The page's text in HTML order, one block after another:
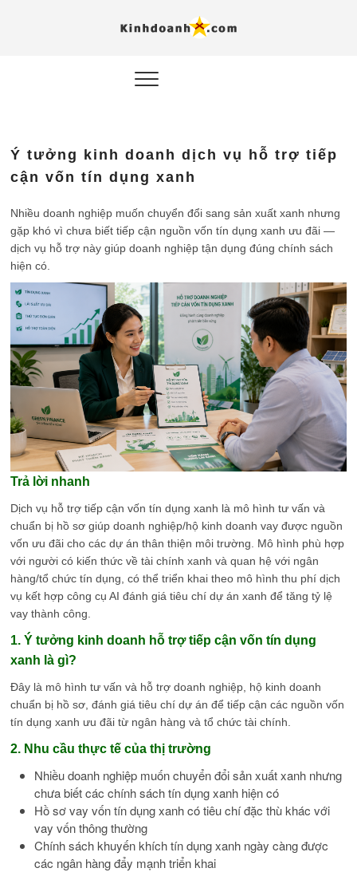
AI
Ý tưởng kinh doanh dịch vụ hỗ trợ tiếp
cận vốn tín dụng xanh
Nhiều doanh nghiệp muốn chuyển đổi sang sản xuất xanh nhưng
gặp khó vì chưa biết tiếp cận nguồn vốn tín dụng xanh ưu đãi —
dịch vụ hỗ trợ này giúp doanh nghiệp tận dụng đúng chính sách
hiện có.
Trả lời nhanh
Dịch vụ hỗ trợ tiếp cận vốn tín dụng xanh là mô hình tư vấn và
chuẩn bị hồ sơ giúp doanh nghiệp/hộ kinh doanh vay được nguồn
vốn ưu đãi cho các dự án thân thiện môi trường. Mô hình phù hợp
với người có kiến thức về tài chính xanh và quan hệ với ngân
hàng/tổ chức tín dụng, có thể triển khai theo mô hình thu phí dịch
vụ kết hợp công cụ AI đánh giá tiêu chí dự án xanh để tăng tỷ lệ
vay thành công.
1. Ý tưởng kinh doanh hỗ trợ tiếp cận vốn tín dụng
xanh là gì?
Đây là mô hình tư vấn và hỗ trợ doanh nghiệp, hộ kinh doanh
chuẩn bị hồ sơ, đánh giá tiêu chí dự án để tiếp cận các nguồn vốn
tín dụng xanh ưu đãi từ ngân hàng và tổ chức tài chính.
2. Nhu cầu thực tế của thị trường
Nhiều doanh nghiệp muốn chuyển đổi sản xuất xanh nhưng
chưa biết các chính sách tín dụng xanh hiện có
Hồ sơ vay vốn tín dụng xanh có tiêu chí đặc thù khác với
vay vốn thông thường
Chính sách khuyến khích tín dụng xanh ngày càng được
các ngân hàng đẩy mạnh triển khai